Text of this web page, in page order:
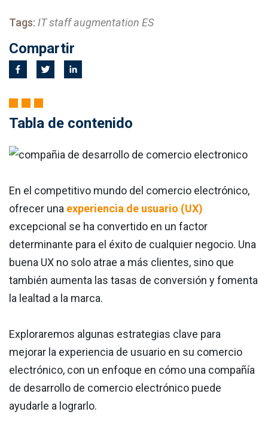
Tags: IT staff augmentation ES
Compartir
Tabla de contenido
En el competitivo mundo del comercio electrónico,
ofrecer una experiencia de usuario (UX)
excepcional se ha convertido en un factor
determinante para el éxito de cualquier negocio. Una
buena UX no solo atrae a más clientes, sino que
también aumenta las tasas de conversión y fomenta
la lealtad a la marca.
Exploraremos algunas estrategias clave para
mejorar la experiencia de usuario en su comercio
electrónico, con un enfoque en cómo una compañía
de desarrollo de comercio electrónico puede
ayudarle a lograrlo.